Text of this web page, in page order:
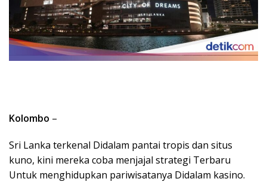
Kolombo –
Sri Lanka terkenal Didalam pantai tropis dan situs
kuno, kini mereka coba menjajal strategi Terbaru
Untuk menghidupkan pariwisatanya Didalam kasino.